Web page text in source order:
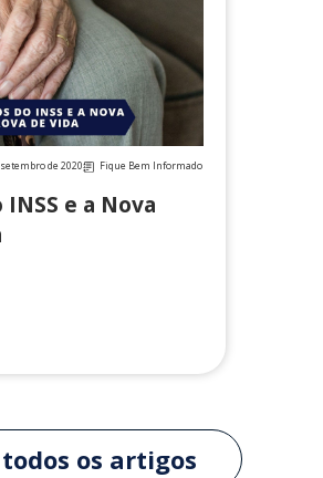
de 2020 Fique Bem Informado
e a Nova
os artigos